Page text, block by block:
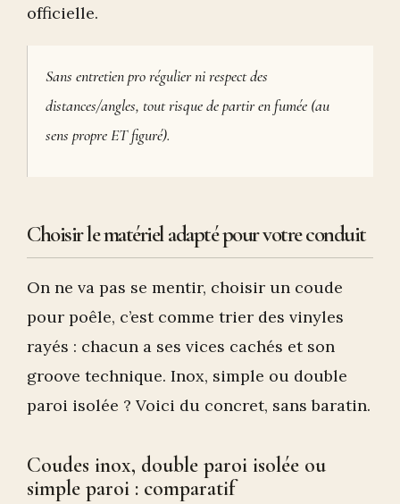
officielle.
Sans entretien pro régulier ni respect des
distances/angles, tout risque de partir en fumée (au
sens propre ET figuré).
Choisir le matériel adapté pour votre conduit
On ne va pas se mentir, choisir un coude
pour poêle, c’est comme trier des vinyles
rayés : chacun a ses vices cachés et son
groove technique. Inox, simple ou double
paroi isolée ? Voici du concret, sans baratin.
Coudes inox, double paroi isolée ou
simple paroi : comparatif